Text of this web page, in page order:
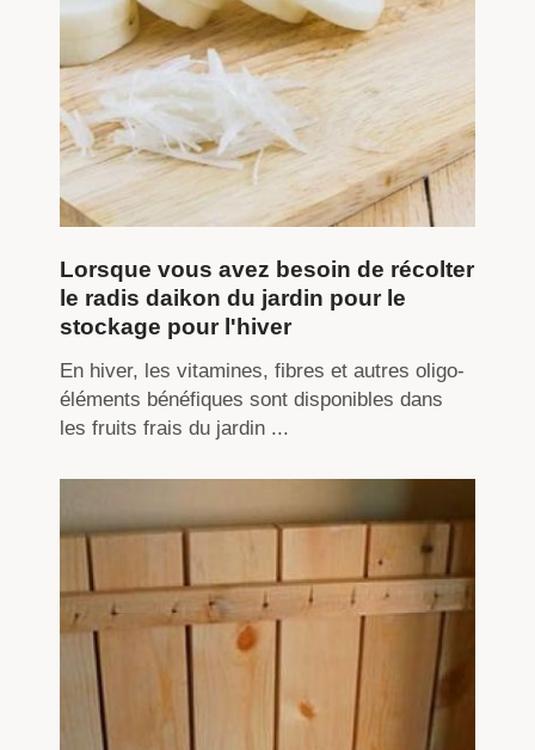
Lorsque vous avez besoin de récolter
le radis daikon du jardin pour le
stockage pour l'hiver
En hiver, les vitamines, fibres et autres oligo-
éléments bénéfiques sont disponibles dans
les fruits frais du jardin ...